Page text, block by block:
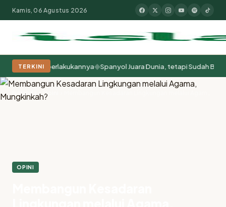
Populer:Moderasi BeragamaKhutbah JumatPesantrenTokoh
Kamis, 06 Agustus 2026
TERKINI
Kita Memperlakukannya◆Spanyol Juara Dunia, tetapi Sudah
Beranda Opini
OPINI